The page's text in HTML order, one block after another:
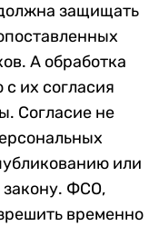
защищать
А обработка
их согласия
Согласие не
или
закону. ФСО,
временно